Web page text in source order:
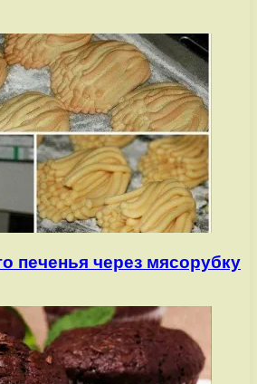
печенья через мясорубку